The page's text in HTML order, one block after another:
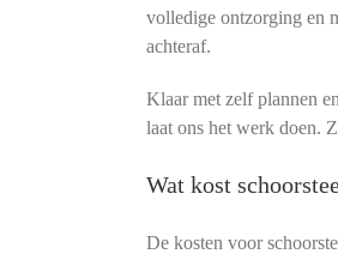
volledige ontzorging en
achteraf.
Klaar met zelf plannen
laat ons het werk doen.
Wat kost
De kosten voor